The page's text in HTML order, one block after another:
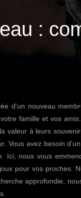
:
d'un nouveau
famille et vos
valeur à leurs
Vous avez besoin
Ici, nous vous
pour vos proches.
approfondie,